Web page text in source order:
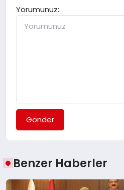
Yorumunuz:
Gönder
Benzer Haberler